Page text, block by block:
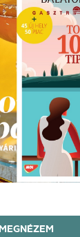
MEGNÉZEM